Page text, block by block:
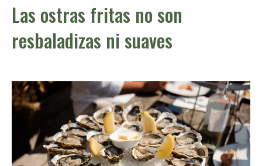
Las ostras fritas no son
resbaladizas ni suaves